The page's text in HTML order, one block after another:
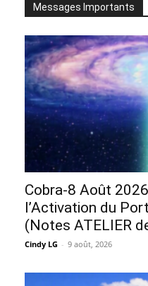
Messages Importants
Cobra-8 Août
l’Activation du
(Notes ATELIER
Cindy LG - 9 août, 2026